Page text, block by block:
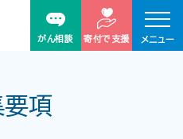
がん相談 寄付で支援 メニュー
項